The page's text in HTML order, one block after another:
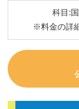
科目:
※料金の詳